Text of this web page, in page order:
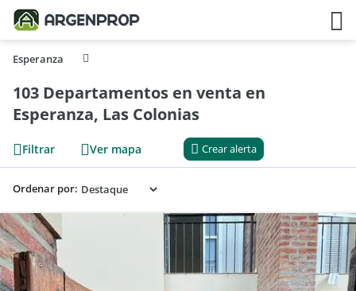
Esperanza
103 Departamentos en venta en
Esperanza, Las Colonias
Filtrar Ver mapa Crear alerta
Ordenar por: